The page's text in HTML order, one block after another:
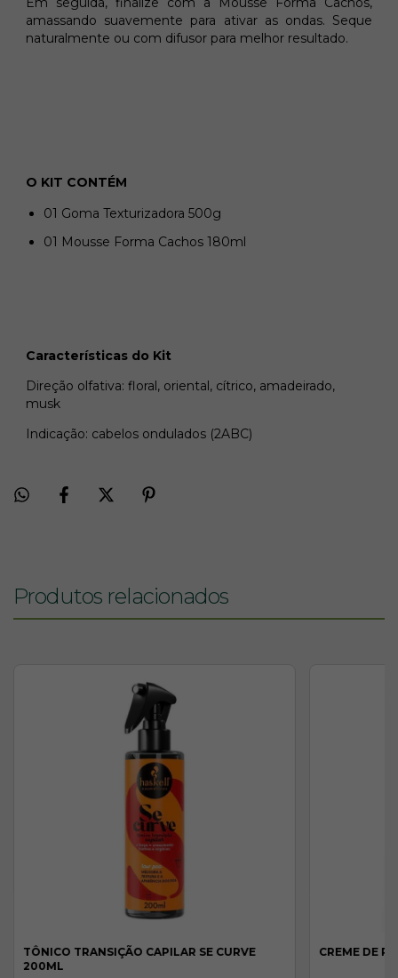
amassando suavemente para ativar as ondas. Seque
naturalmente ou com difusor para melhor resultado.
O KIT CONTÉM
01 Goma Texturizadora 500g
01 Mousse Forma Cachos 180ml
Características do Kit
Direção olfativa: floral, oriental, cítrico, amadeirado,
musk
Indicação: cabelos ondulados (2ABC)
Produtos relacionados
TÔNICO TRANSIÇÃO CAPILAR SE CURVE
200ML
CREME DE